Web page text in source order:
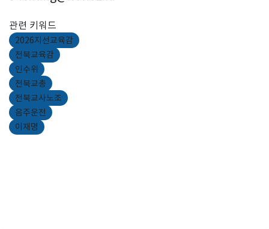
관련 키워드
2026지선교육감
전북교육감
인수위
전북교총
전북교사노조
음주운전
이재명